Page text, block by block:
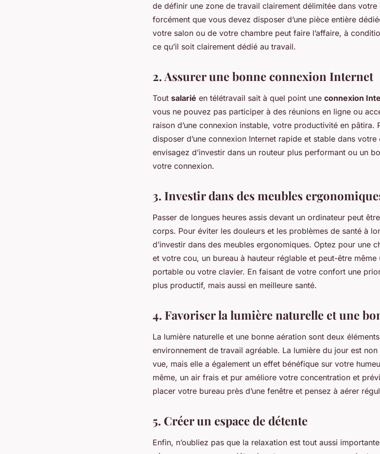
de définir une zone de travail clairement délimitée dans
forcément que vous devez disposer d’une pièce entière
votre salon ou de votre chambre peut faire l’affaire, à
ce qu’il soit clairement dédié au travail.
2. Assurer une bonne connexion Internet
Tout salarié en télétravail sait à quel point une connexion
vous ne pouvez pas participer à des réunions en ligne ou
raison d’une connexion instable, votre productivité en pâtira.
disposer d’une connexion Internet rapide et stable dans
envisagez d’investir dans un routeur plus performant ou un
votre connexion.
3. Investir dans des meubles
Passer de longues heures assis devant un ordinateur peut
corps. Pour éviter les douleurs et les problèmes de santé à
d’investir dans des meubles ergonomiques. Optez pour une
et votre cou, un bureau à hauteur réglable et peut-être
portable ou votre clavier. En faisant de votre confort une
plus productif, mais aussi en meilleure santé.
4. Favoriser la lumière naturelle et une
La lumière naturelle et une bonne aération sont deux
environnement de travail agréable. La lumière du jour est
vue, mais elle a également un effet bénéfique sur votre
même, un air frais et pur améliore votre concentration et
placer votre bureau près d’une fenêtre et pensez à aérer
5. Créer un espace de détente
Enfin, n’oubliez pas que la relaxation est tout aussi